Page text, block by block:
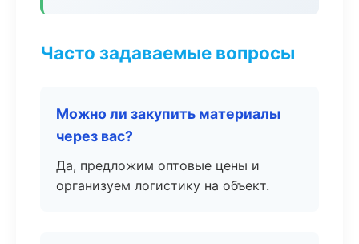
Часто задаваемые вопросы
Можно ли закупить материалы
через вас?
Да, предложим оптовые цены и
организуем логистику на объект.